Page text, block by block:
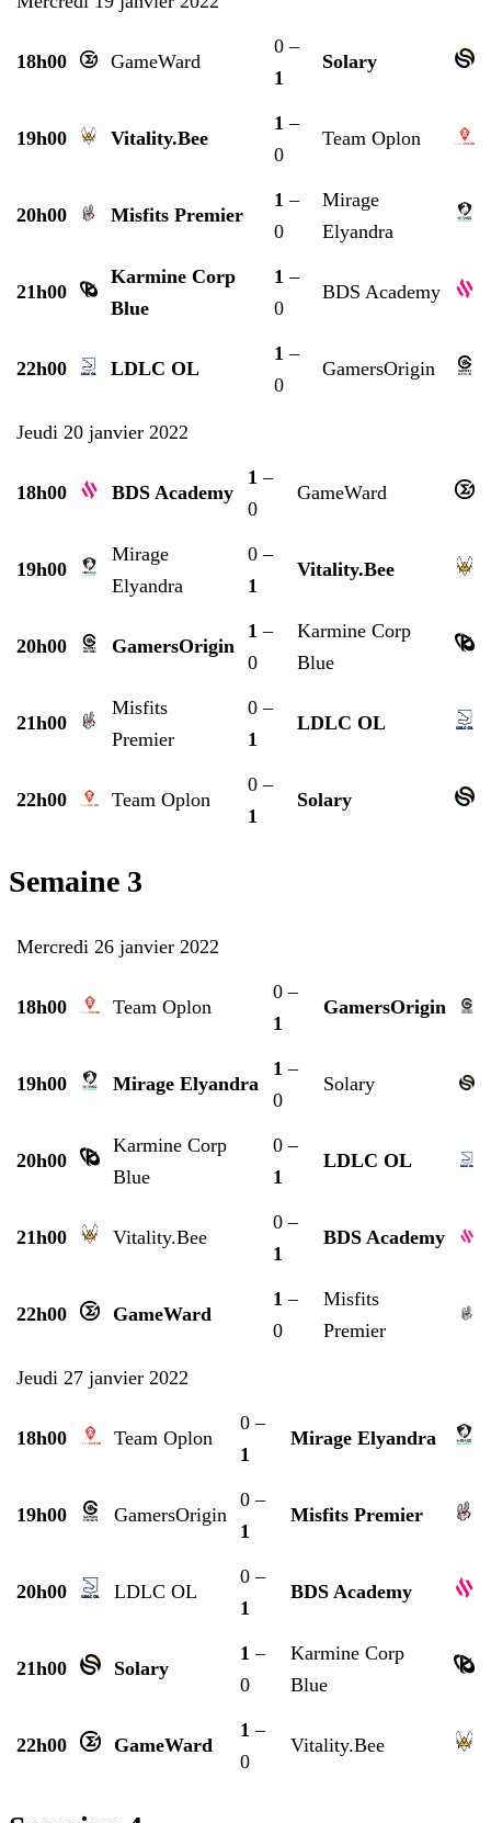
18h00 GameWard
0 –
1
Solary
19h00 Vitality.Bee
1 –
0
Team Oplon
20h00 Misfits Premier
1 –
0
Mirage
Elyandra
21h00
Karmine Corp
Blue
1 –
0
BDS Academy
22h00 LDLC OL
1 –
0
GamersOrigin
Jeudi 20 janvier 2022
18h00 BDS Academy
1 –
0
GameWard
19h00
Mirage
Elyandra
0 –
1
Vitality.Bee
20h00 GamersOrigin
1 –
0
Karmine Corp
Blue
21h00
Misfits
Premier
0 –
1
LDLC OL
22h00 Team Oplon
0 –
1
Solary
Semaine 3
Mercredi 26 janvier 2022
18h00 Team Oplon
0 –
1
GamersOrigin
19h00 Mirage Elyandra
1 –
0
Solary
20h00
Karmine Corp
Blue
0 –
1
LDLC OL
21h00 Vitality.Bee
0 –
1
BDS Academy
22h00 GameWard
1 –
0
Misfits
Premier
Jeudi 27 janvier 2022
18h00 Team Oplon
0 –
1
Mirage Elyandra
19h00 GamersOrigin
0 –
1
Misfits Premier
20h00 LDLC OL
0 –
1
BDS Academy
21h00 Solary
1 –
0
Karmine Corp
Blue
22h00 GameWard
1 –
0
Vitality.Bee